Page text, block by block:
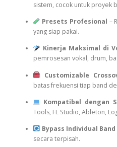
sistem, cocok untuk proyek
Presets Profesional –
yang siap pakai.
Kinerja Maksimal di
pemrosesan vokal, drum,
Customizable
batas frekuensi tiap band
Kompatibel dengan
Tools, FL Studio, Ableton,
Bypass Individual Band
secara terpisah.